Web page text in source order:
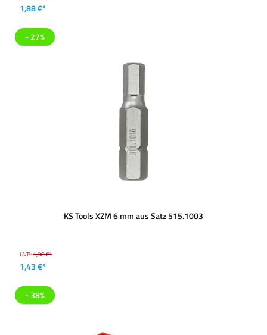
1,88 €*
- 27%
KS Tools XZM 6 mm aus Satz 515.1003
UVP:1,98 €*
1,43 €*
- 38%